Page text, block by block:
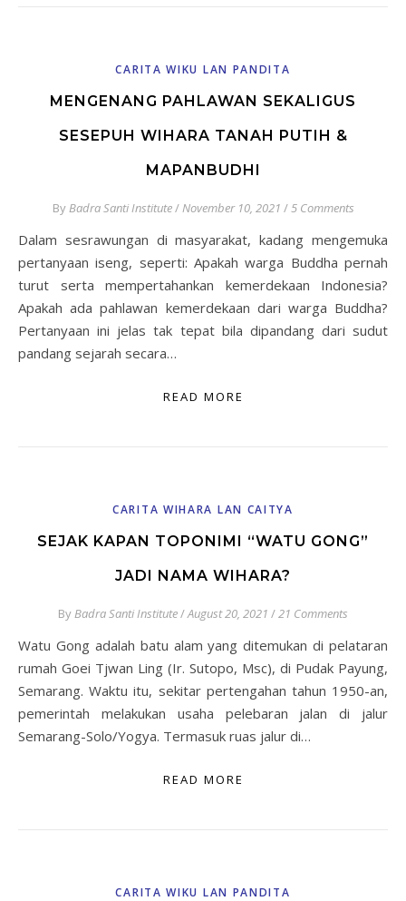
CARITA WIKU LAN PANDITA
MENGENANG PAHLAWAN SEKALIGUS
SESEPUH WIHARA TANAH PUTIH &
MAPANBUDHI
ByBadra Santi Institute/November 10, 2021 /5 Comments
Dalam sesrawungan di masyarakat, kadang mengemuka
pertanyaan iseng, seperti: Apakah warga Buddha pernah
turut serta mempertahankan kemerdekaan Indonesia?
Apakah ada pahlawan kemerdekaan dari warga Buddha?
Pertanyaan ini jelas tak tepat bila dipandang dari sudut
pandang sejarah secara…
READ MORE
CARITA WIHARA LAN CAITYA
SEJAK KAPAN TOPONIMI “WATU GONG”
JADI NAMA WIHARA?
ByBadra Santi Institute/August 20, 2021 /21 Comments
Watu Gong adalah batu alam yang ditemukan di pelataran
rumah Goei Tjwan Ling (Ir. Sutopo, Msc), di Pudak Payung,
Semarang. Waktu itu, sekitar pertengahan tahun 1950-an,
pemerintah melakukan usaha pelebaran jalan di jalur
Semarang-Solo/Yogya. Termasuk ruas jalur di…
READ MORE
CARITA WIKU LAN PANDITA